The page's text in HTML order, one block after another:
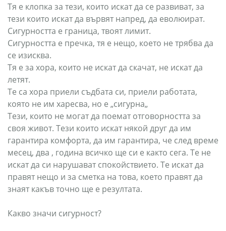
Тя е клопка за тези, които искат да се развиват, за
тези които искат да вървят напред, да еволюират.
Сигурността е граница, твоят лимит.
Сигурността е пречка, тя е нещо, което не трябва да
се изисква.
Тя е за хора, които не искат да скачат, не искат да
летят.
Те са хора приели съдбата си, приели работата,
която не им харесва, но е „сигурна„
Тези, които не могат да поемат отговорността за
своя живот. Тези които искат някой друг да им
гарантира комфорта, да им гарантира, че след време
месец, два , година всичко ще си е както сега. Те не
искат да си нарушават спокойствието. Те искат да
правят нещо и за сметка на това, което правят да
знаят какъв точно ще е резултата.
Какво значи сигурност?